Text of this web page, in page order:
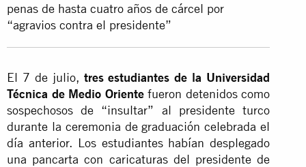
penas de hasta cuatro años de cárcel por
“agravios contra el presidente”
El 7 de julio, tres estudiantes de la Universidad
Técnica de Medio Orientefueron detenidos como
sospechosos de “insultar” al presidente turco
durante la ceremonia de graduación celebrada el
día anterior. Los estudiantes habían desplegado
una pancarta con caricaturas del presidente de